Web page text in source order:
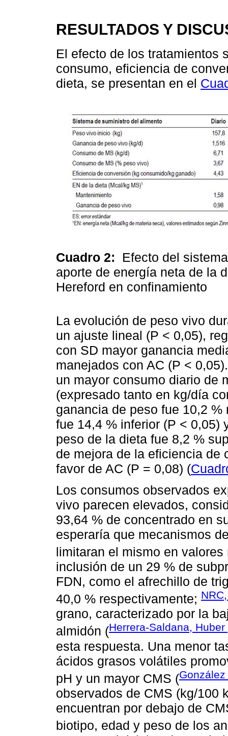
RESULTADOS Y
El efecto de los tratamientos
consumo, eficiencia de
dieta, se presentan en el
Cuadro 2: Efecto del
aporte de energía neta de la
Hereford en confinamiento
La evolución de peso vivo
un ajuste lineal (P < 0,05),
con SD mayor ganancia
manejados con AC (P <
un mayor consumo diario de
(expresado tanto en kg/día
ganancia de peso fue 10,2
fue 14,4 % inferior (P < 0,05)
peso de la dieta fue 8,2 %
de mejora de la eficiencia de
favor de AC (P = 0,08) (
Los consumos observados
vivo parecen elevados,
93,64 % de concentrado en
esperaría que mecanismos
limitaran el mismo en valores
inclusión de un 29 % de
FDN, como el afrechillo de
40,0 % respectivamente;
grano, caracterizado por la
almidón (Herrera-Saldana,
esta respuesta. Una menor
ácidos grasos volátiles
pH y un mayor CMS (
observados de CMS (kg/100
encuentran por debajo de
biotipo, edad y peso de los